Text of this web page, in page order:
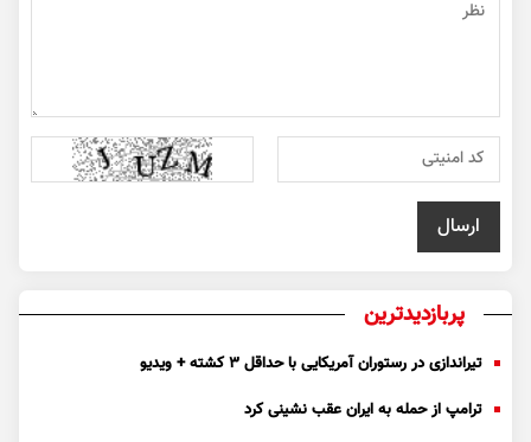
پربازدیدترین
تیراندازی در رستوران آمریکایی با حداقل ۳ کشته + ویدیو
ترامپ از حمله به ایران عقب نشینی کرد